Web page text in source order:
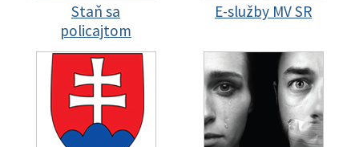
Staň sa
policajtom
E-služby MV SR